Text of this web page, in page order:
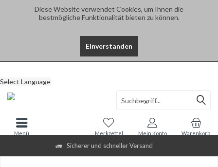
Diese Website verwendet Cookies, um Ihnen die
bestmögliche Funktionalität bieten zu können.
Einverstanden
Sicherer und schneller Versand
Select Language
Warenkorb
Merkzettel Mein Konto
Menü